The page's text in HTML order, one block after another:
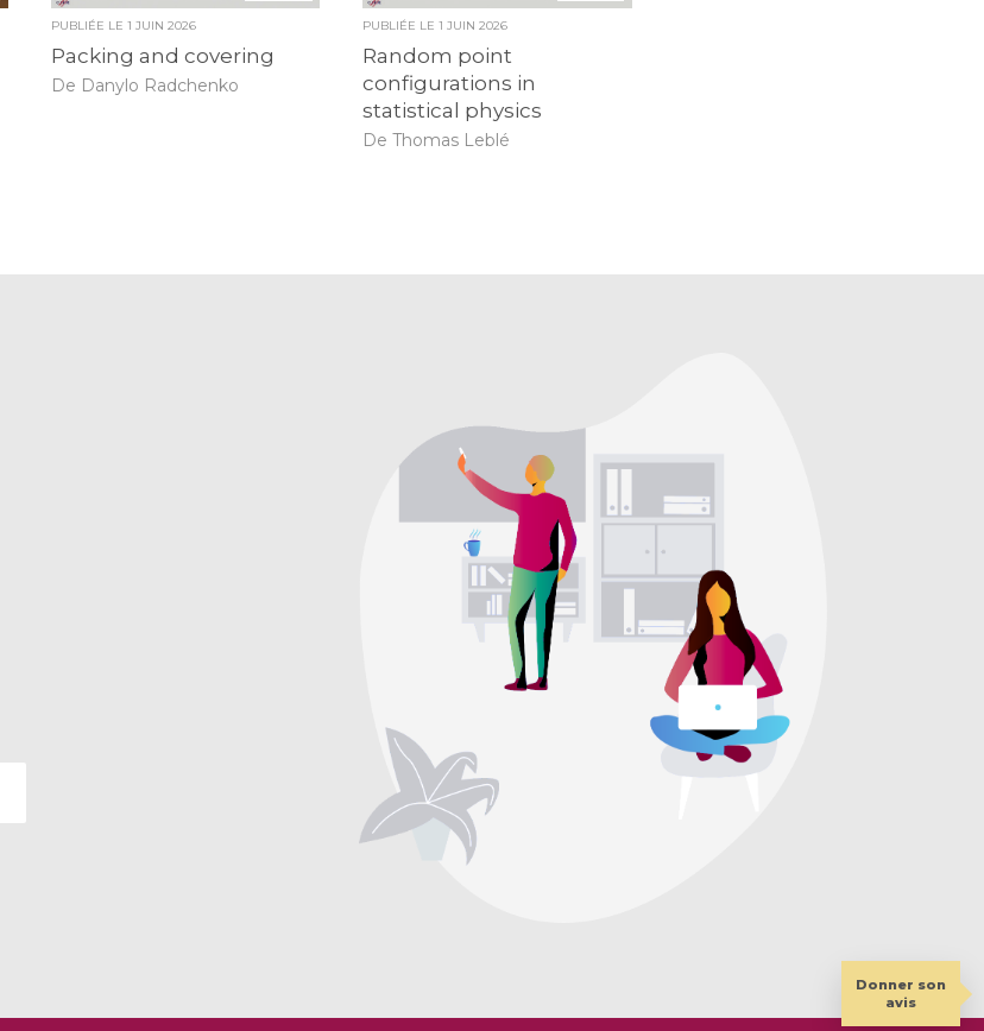
PUBLIÉE LE 1 JUIN 2026
Packing and covering
De Danylo Radchenko
PUBLIÉE LE1 JUIN 2026
Random point
configurations in
statistical physics
De Thomas Leblé
Donner son
avis